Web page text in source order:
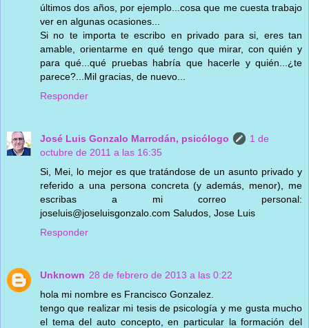
últimos dos años, por ejemplo...cosa que me cuesta trabajo
ver en algunas ocasiones...
Si no te importa te escribo en privado para si, eres tan
amable, orientarme en qué tengo que mirar, con quién y
para qué...qué pruebas habría que hacerle y quién...¿te
parece?...Mil gracias, de nuevo...
Responder
José Luis Gonzalo Marrodán, psicólogo
1 de
octubre de 2011 a las 16:35
Si, Mei, lo mejor es que tratándose de un asunto privado y
referido a una persona concreta (y además, menor), me
escribas a mi correo personal:
joseluis@joseluisgonzalo.com Saludos, Jose Luis
Responder
Unknown 28 de febrero de 2013 a las 0:22
hola mi nombre es Francisco Gonzalez.
tengo que realizar mi tesis de psicología y me gusta mucho
el tema del auto concepto, en particular la formación del